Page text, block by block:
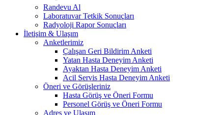
Randevu Al
Laboratuvar Tetkik Sonuçları
Radyoloji Rapor Sonuçları
İletişim & Ulaşım
Anketlerimiz
Çalışan Geri Bildirim Anketi
Yatan Hasta Deneyim Anketi
Ayaktan Hasta Deneyim Anketi
Acil Servis Hasta Deneyim Anketi
Öneri ve Görüşleriniz
Hasta Görüş ve Öneri Formu
Personel Görüş ve Öneri Formu
Adres ve Ulaşım